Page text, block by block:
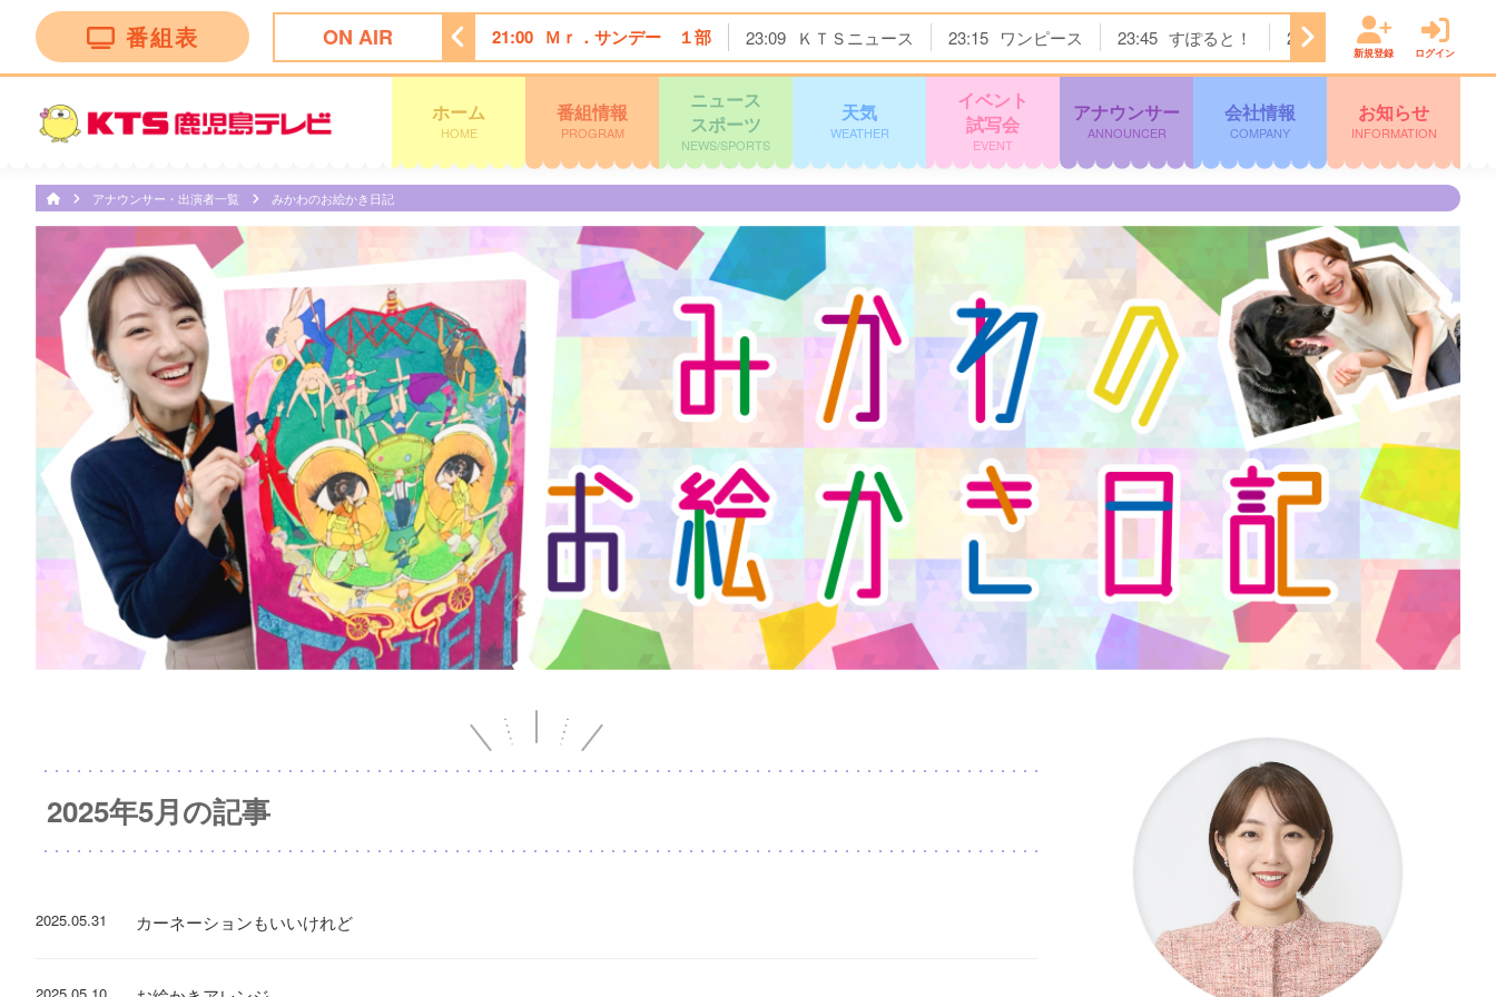
番組表 ON AIR
ゃん 18:30 サザエさん 千鳥の鬼レンチャン 21:00 Ｍｒ．サンデー １部 23:09 ＫＴＳニュース 23:15 ワンピース 23:45 すぽると！ 24:55 突然ですが占って
新規登録 ログイン
ホーム
HOME
番組情報
PROGRAM
ニュース
スポーツ
NEWS/SPORTS
天気
WEATHER
イベント
試写会
EVENT
アナウンサー
ANNOUNCER
会社情報
COMPANY
お知らせ
INFORMATION
アナウンサー・出演者一覧 みかわのお絵かき日記
2025年5月の記事
2025.05.31 カーネーションもいいけれど